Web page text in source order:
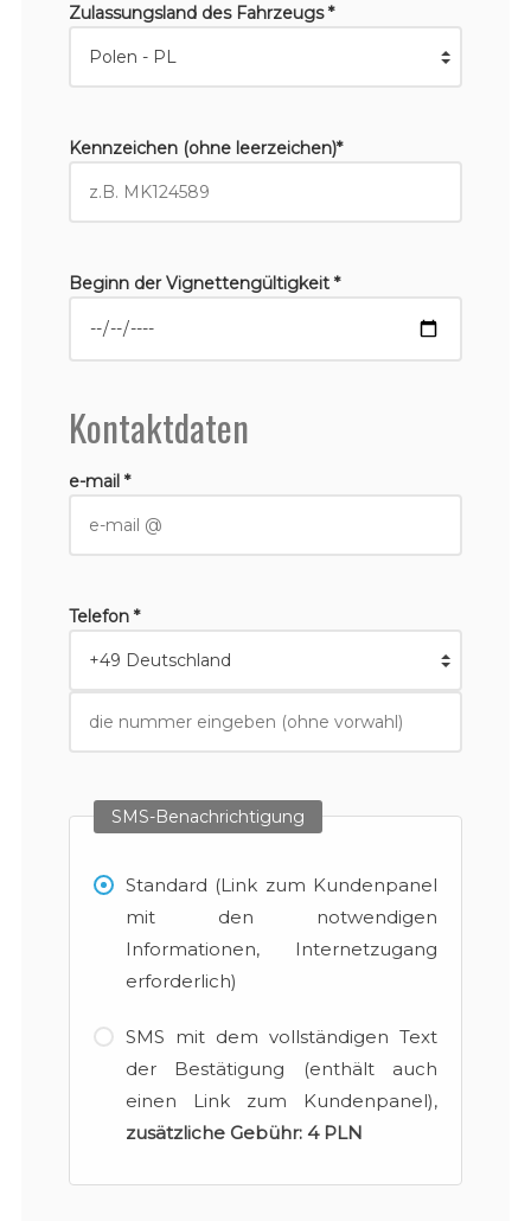
Zulassungsland des Fahrzeugs *
Kennzeichen (ohne leerzeichen)*
Beginn der Vignettengültigkeit *
Kontaktdaten
e-mail *
Telefon *
SMS-Benachrichtigung
Standard (Link zum Kundenpanel
mit den notwendigen
Informationen, Internetzugang
erforderlich)
SMS mit dem vollständigen Text
der Bestätigung (enthält auch
einen Link zum Kundenpanel),
zusätzliche Gebühr: 4 PLN